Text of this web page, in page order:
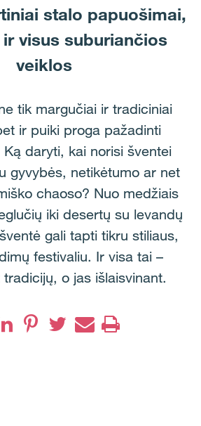
stalo papuošimai,
visus suburiančios
veiklos
tik margučiai ir tradiciniai
ir puiki proga pažadinti
daryti, kai norisi šventei
gyvybės, netikėtumo ar net
chaoso? Nuo medžiais
iki desertų su levandų
gali tapti tikru stiliaus,
festivaliu. Ir visa tai –
o jas išlaisvinant.